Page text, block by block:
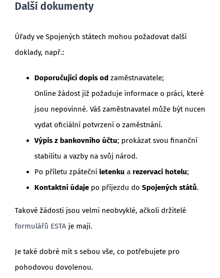
Další dokumenty
Úřady ve Spojených státech mohou požadovat další
doklady, např.:
Doporučující dopis od zaměstnavatele;
Online žádost již požaduje informace o práci, které
jsou nepovinné. Váš zaměstnavatel může být nucen
vydat oficiální potvrzení o zaměstnání.
Výpis z bankovního účtu; prokázat svou finanční
stabilitu a vazby na svůj národ.
Po příletu zpáteční letenku a rezervaci hotelu;
Kontaktní údajepo příjezdu do Spojených států.
Takové žádosti jsou velmi neobvyklé, ačkoli držitelé
formulářů ESTAje mají.
Je také dobré mít s sebou vše, co potřebujete pro
pohodovou dovolenou.